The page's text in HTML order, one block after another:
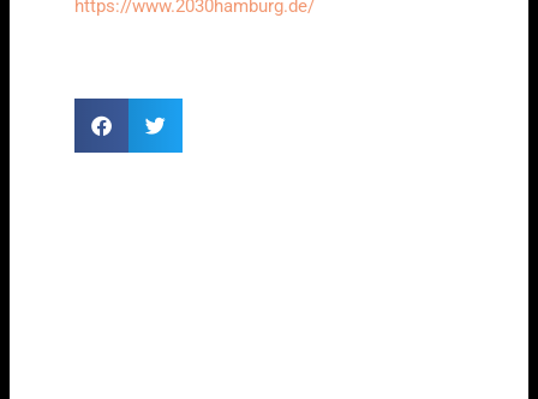
https://www.2030hamburg.de/